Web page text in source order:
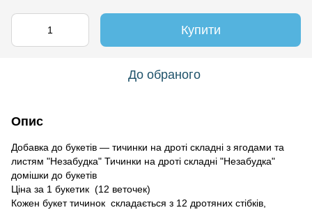
Купити
До обраного
Опис
Добавка до букетів — тичинки на дроті складні з ягодами та
листям "Незабудка" Тичинки на дроті складні "Незабудка"
домішки до букетів
Ціна за 1 букетик (12 веточек)
Кожен букет тичинок складається з 12 дротяних стібків,